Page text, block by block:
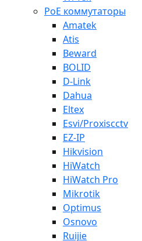
PoE коммутаторы
Amatek
Atis
Beward
BOLID
D-Link
Dahua
Eltex
Esvi/Proxiscctv
EZ-IP
Hikvision
HiWatch
HiWatch Pro
Mikrotik
Optimus
Osnovo
Ruijie